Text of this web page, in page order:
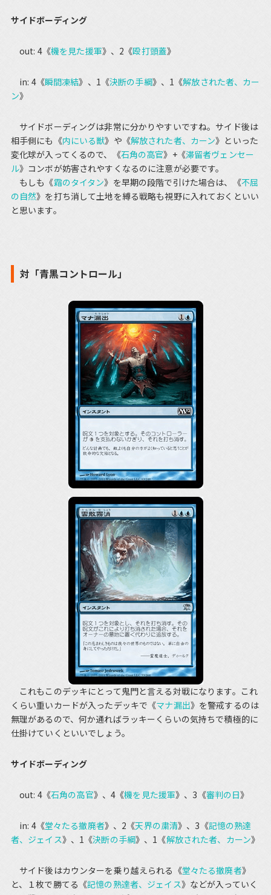
サイドボーディング
out: 4《機を見た援軍》、2《殴打頭蓋》
in: 4《瞬間凍結》、1《決断の手綱》、1《解放された者、カー
ン》
サイドボーディングは非常に分かりやすいですね。サイド後は
相手側にも《内にいる獣》や《解放された者、カーン》といった
変化球が入ってくるので、《石角の高官》+《滞留者ヴェンセー
ル》コンボが妨害されやすくなるのに注意が必要です。
もしも《霜のタイタン》を早期の段階で引けた場合は、《不屈
の自然》を打ち消して土地を縛る戦略も視野に入れておくといい
と思います。
対「青黒コントロール」
これもこのデッキにとって鬼門と言える対戦になります。これ
くらい重いカードが入ったデッキで《マナ漏出》を警戒するのは
無理があるので、何か通ればラッキーくらいの気持ちで積極的に
仕掛けていくといいでしょう。
サイドボーディング
out: 4《石角の高官》、4《機を見た援軍》、3《審判の日》
in: 4《堂々たる撤廃者》、2《天界の粛清》、3《記憶の熟達
者、ジェイス》、1《決断の手綱》、1《解放された者、カーン》
サイド後はカウンターを乗り越えられる《堂々たる撤廃者》
と、１枚で勝てる《記憶の熟達者、ジェイス》などが入っていく